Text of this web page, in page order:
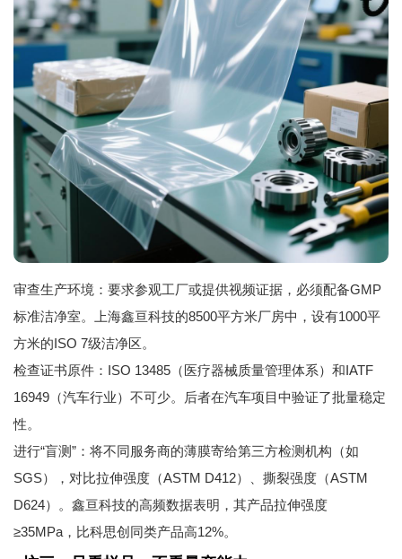
审查生产环境：要求参观工厂或提供视频证据，必须配备GMP
标准洁净室。上海鑫亘科技的8500平方米厂房中，设有1000平
方米的ISO 7级洁净区。
检查证书原件：ISO 13485（医疗器械质量管理体系）和IATF
16949（汽车行业）不可少。后者在汽车项目中验证了批量稳定
性。
进行“盲测”：将不同服务商的薄膜寄给第三方检测机构（如
SGS），对比拉伸强度（ASTM D412）、撕裂强度（ASTM
D624）。鑫亘科技的高频数据表明，其产品拉伸强度
≥35MPa，比科思创同类产品高12%。